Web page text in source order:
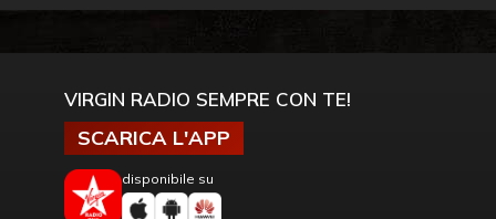
VIRGIN RADIO SEMPRE CON TE!
SCARICA L'APP
disponibile su